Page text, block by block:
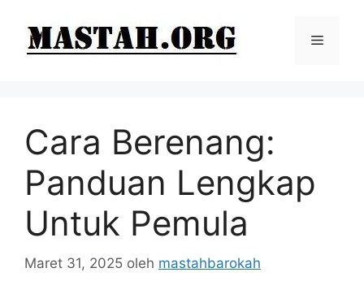
Menu
Cara Berenang:
Panduan Lengkap
Untuk Pemula
Maret 31, 2025 oleh mastahbarokah